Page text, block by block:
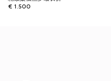
€ 1.500